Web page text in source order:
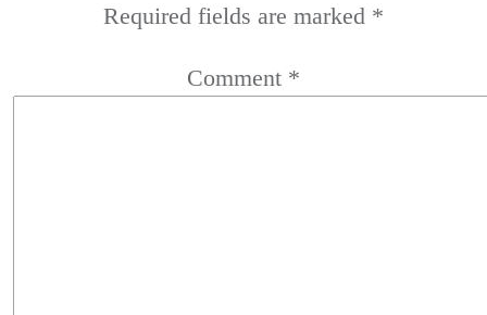
Required fields are marked *
Comment *